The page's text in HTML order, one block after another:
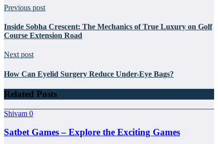
Previous post
Inside Sobha Crescent: The Mechanics of True Luxury on Golf
Course Extension Road
Next post
How Can Eyelid Surgery Reduce Under-Eye Bags?
Related Posts
Shivam 0
Satbet Games – Explore the Exciting Games